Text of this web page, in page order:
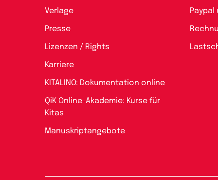
Verlage
Presse
Lizenzen / Rights
Karriere
KITALINO: Dokumentation online
QiK Online-Akademie: Kurse für
Kitas
Manuskriptangebote